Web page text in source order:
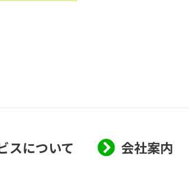
スについて 会社案内